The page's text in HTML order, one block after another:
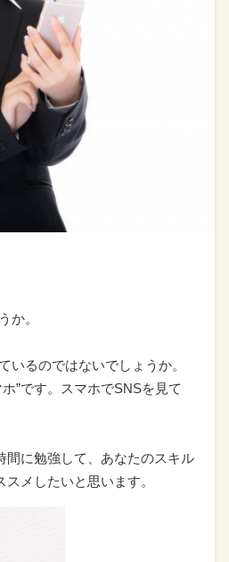
か。
るのではないでしょうか。
”です。スマホでSNSを見て
間に勉強して、あなたのスキル
メしたいと思います。